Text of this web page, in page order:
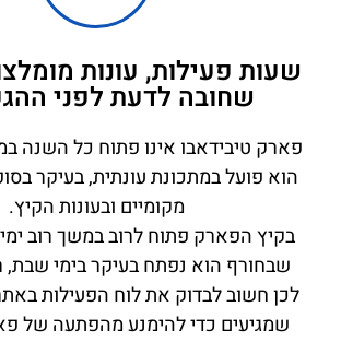
שעות פעילות, עונות
שחובה לדעת לפני
פארק טיבידאבו אינו פתוח כל השנה
הוא פועל במתכונת עונתית, בעיקר
מקומיים ובעונות הקיץ.
בקיץ הפארק פתוח לרוב במשך רוב
שבחורף הוא נפתח בעיקר בימי שבת,
לכן חשוב לבדוק את לוח הפעילות
שמגיעים כדי להימנע מהפתעה של